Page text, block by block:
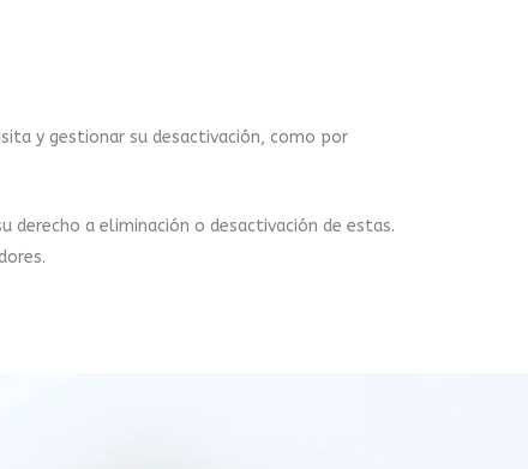
y gestionar su desactivación, como por
derecho a eliminación o desactivación de estas.